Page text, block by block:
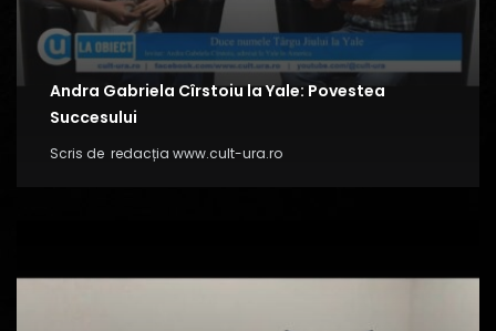
Andra Gabriela Cîrstoiu la Yale: Povestea
Succesului
Scris de redacția www.cult-ura.ro